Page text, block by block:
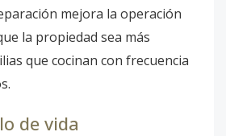
mejora la operación
la propiedad sea más
que cocinan con frecuencia
de vida